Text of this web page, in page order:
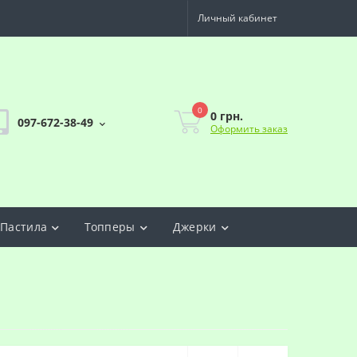
Личный кабинет
097-672-38-49
0 0 грн.
Оформить заказ
Пастила Топперы Джерки